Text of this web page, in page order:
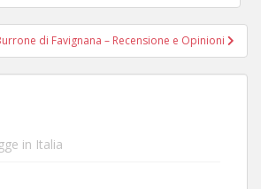
di Favignana – Recensione e Opinioni
in Italia